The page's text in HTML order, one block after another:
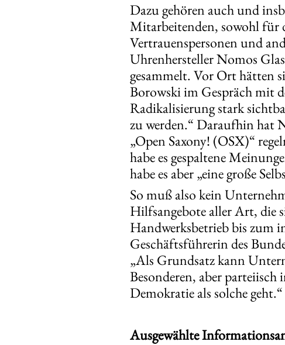
Dazu gehören auch und
Mitarbeitenden, sowohl für
Vertrauenspersonen und
Uhrenhersteller Nomos
gesammelt. Vor Ort hätten
Borowski im Gespräch mit
Radikalisierung stark
zu werden.“ Daraufhin hat
„Open Saxony! (OSX)“
habe es gespaltene
habe es aber „eine große
So muß also kein
Hilfsangebote aller Art, die
Handwerksbetrieb bis zum
Geschäftsführerin des
„Als Grundsatz kann
Besonderen, aber
Demokratie als solche geht.“
Ausgewählte